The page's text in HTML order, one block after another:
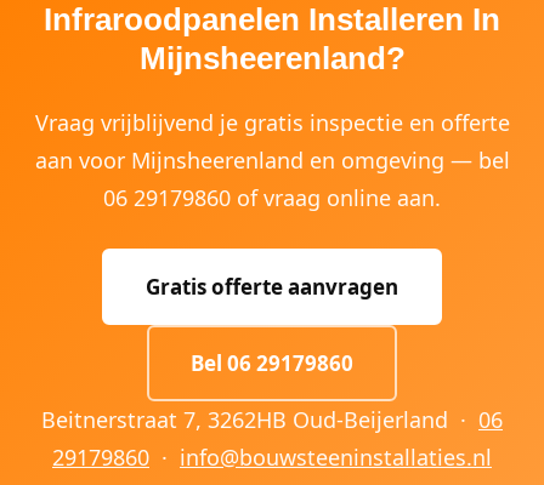
Infraroodpanelen Installeren In
Mijnsheerenland?
Vraag vrijblijvend je gratis inspectie en offerte
aan voor Mijnsheerenland en omgeving — bel
06 29179860 of vraag online aan.
Gratis offerte aanvragen
Bel 06 29179860
Beitnerstraat 7, 3262HB Oud-Beijerland · 06
29179860 · info@bouwsteeninstallaties.nl